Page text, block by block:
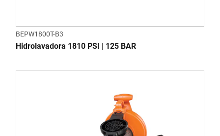
BEPW1800T-B3
Hidrolavadora 1810 PSI | 125 BAR